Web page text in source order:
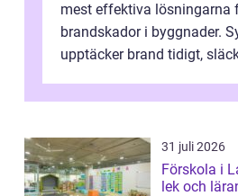
mest effektiva lösningarna
brandskador i byggnader.
upptäcker brand tidigt,
31 juli 2026
Förskola i
lek och